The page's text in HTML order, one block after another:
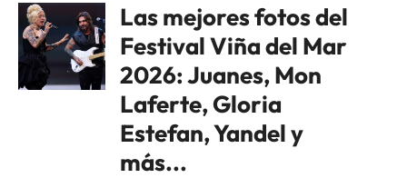
Las mejores fotos del
Festival Viña del Mar
2026: Juanes, Mon
Laferte, Gloria
Estefan, Yandel y
más...